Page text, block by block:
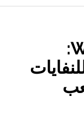
نهاية حقبة Windows 10: